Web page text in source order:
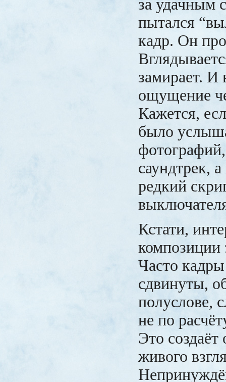
за удачным
пытался
кадр. Он
замирает. И
ощущение
Кажется,
было
саундтрек,
редкий
Кстати,
композиции
Часто
сдвинуты,
полуслове,
не по
Это
живого